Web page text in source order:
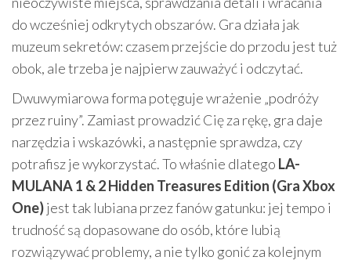
do wcześniej odkrytych obszarów. Gra działa jak
muzeum sekretów: czasem przejście do przodu jest tuż
obok, ale trzeba je najpierw zauważyć i odczytać.
Dwuwymiarowa forma potęguje wrażenie „podróży
przez ruiny”. Zamiast prowadzić Cię za rękę, gra daje
narzędzia i wskazówki, a następnie sprawdza, czy
potrafisz je wykorzystać. To właśnie dlatego LA-
MULANA 1 & 2 Hidden Treasures Edition (Gra Xbox
One)jest tak lubiana przez fanów gatunku: jej tempo i
trudność są dopasowane do osób, które lubią
rozwiązywać problemy, a nie tylko gonić za kolejnym